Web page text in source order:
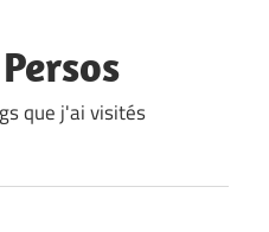
que j'ai visités